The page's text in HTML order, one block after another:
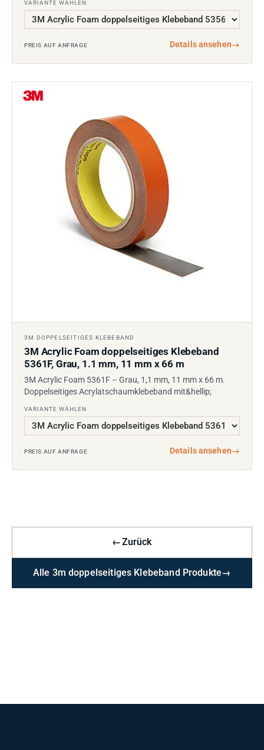
VARIANTE WÄHLEN
PREIS AUF ANFRAGE Details ansehen→
3M DOPPELSEITIGES KLEBEBAND
3M Acrylic Foam doppelseitiges Klebeband
5361F, Grau, 1.1 mm, 11 mm x 66 m
3M Acrylic Foam 5361F – Grau, 1,1 mm, 11 mm x 66 m.
Doppelseitiges Acrylatschaumklebeband mit&hellip;
VARIANTE WÄHLEN
PREIS AUF ANFRAGE Details ansehen→
←Zurück
Alle 3m doppelseitiges Klebeband Produkte→